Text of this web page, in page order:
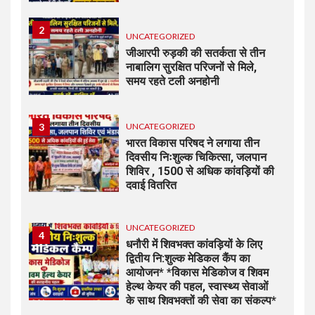
2
UNCATEGORIZED
जीआरपी रुड़की की सतर्कता से तीन
नाबालिग सुरक्षित परिजनों से मिले,
समय रहते टली अनहोनी
3 UNCATEGORIZED
भारत विकास परिषद ने लगाया तीन
दिवसीय निःशुल्क चिकित्सा, जलपान
शिविर , 1500 से अधिक कांवड़ियों की
दवाई वितरित
4
UNCATEGORIZED
धनौरी में शिवभक्त कांवड़ियों के लिए
द्वितीय नि:शुल्क मेडिकल कैंप का
आयोजन* *विकास मेडिकोज व शिवम
हेल्थ केयर की पहल, स्वास्थ्य सेवाओं
के साथ शिवभक्तों की सेवा का संकल्प*